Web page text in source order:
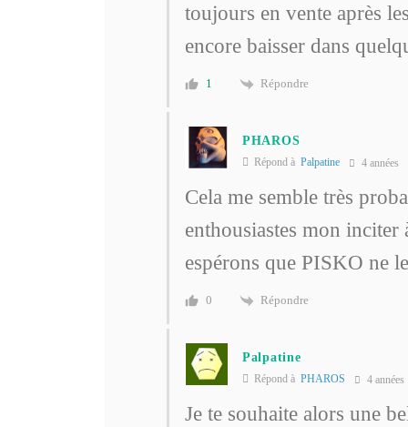
toujours en vente après
encore baisser dans
1 Répondre
PHAROS
Répond à Palpatine 4 années
Cela me semble très
enthousiastes mon
espérons que PISKO ne
0 Répondre
Palpatine
Répond à PHAROS 4 années
Je te souhaite alors une